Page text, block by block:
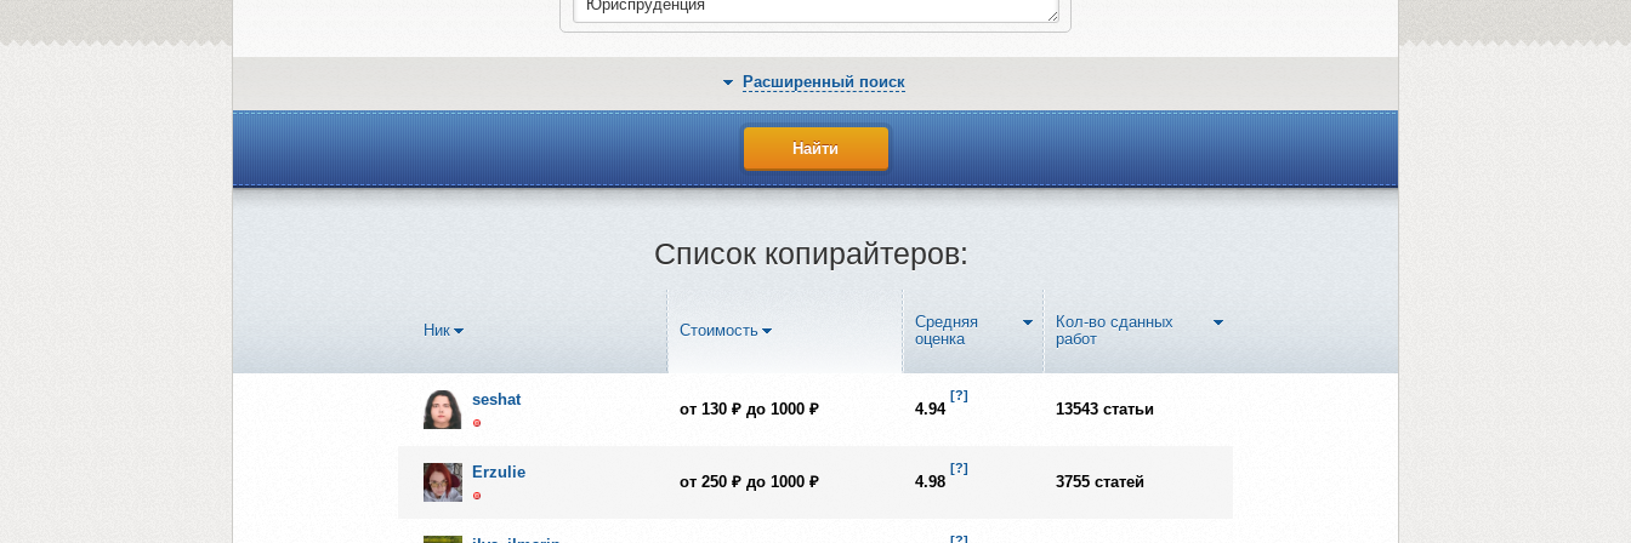
Юриспруденция
Расширенный поиск
Список копирайтеров:
Ник Стоимость
Средняя
оценка
Кол-во сданных
работ
seshat
от 130 ₽ до 1000 ₽ 4.94
[?]
13543 статьи
Erzulie
от 250 ₽ до 1000 ₽ 4.98
[?]
3755 статей